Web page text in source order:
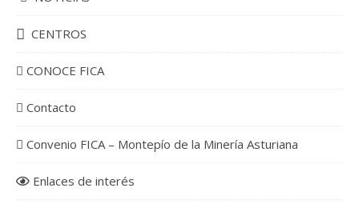
CENTROS
CONOCE FICA
Contacto
Convenio FICA – Montepío de la Minería Asturiana
Enlaces de interés